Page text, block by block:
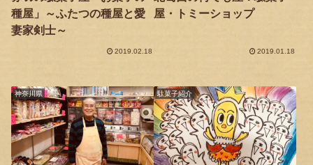
種屋」～ふたつの種屋と愛
妻家剣士～
2019.02.18
屋・トミーショップ
2019.01.18
神奈川県 駄菓子紹介